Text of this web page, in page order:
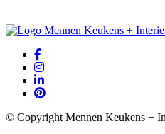
© Copyright Mennen Keukens +